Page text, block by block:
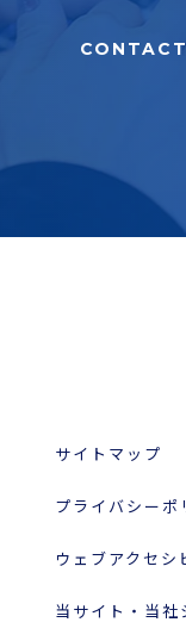
CONTACT
サイトマップ
プライバシーポ
ウェブアクセシ
当サイト・当社